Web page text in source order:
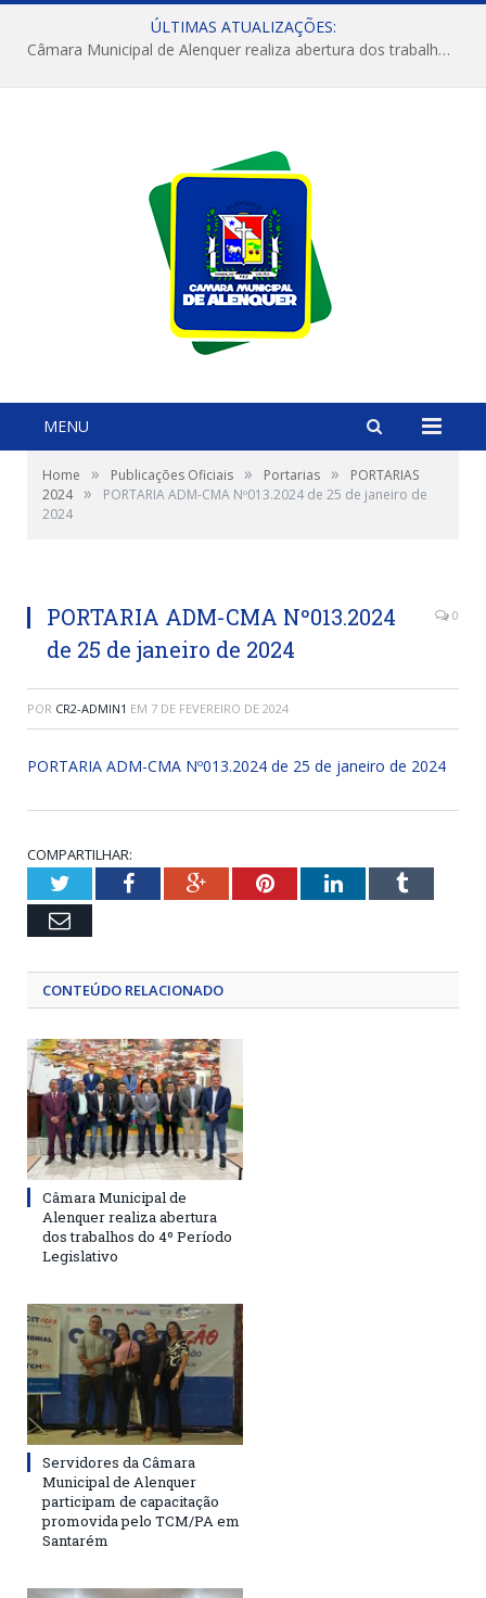
ÚLTIMAS ATUALIZAÇÕES:
Câmara Municipal de Alenquer realiza abertura dos trabalhos do 4º Período Legislativo
MENU
Home » Publicações Oficiais » Portarias »
PORTARIAS
2024 »
PORTARIA ADM-CMA Nº013.2024 de 25 de janeiro de
2024
PORTARIA ADM-CMA Nº013.2024
de 25 de janeiro de 2024
0
POR CR2-ADMIN1 EM 7 DE FEVEREIRO DE 2024
PORTARIA ADM-CMA Nº013.2024 de 25 de janeiro de 2024
COMPARTILHAR:
TwitterFacebookGoogle+PinterestLinkedInTumblr
Email
CONTEÚDO RELACIONADO
Câmara Municipal de
Alenquer realiza abertura
dos trabalhos do 4º Período
Legislativo
Servidores da Câmara
Municipal de Alenquer
participam de capacitação
promovida pelo TCM/PA em
Santarém